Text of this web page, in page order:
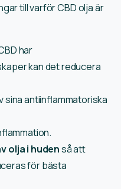
till varför CBD olja är
har
kan det reducera
sina antiinflammatoriska
olja i hudenså att
för bästa